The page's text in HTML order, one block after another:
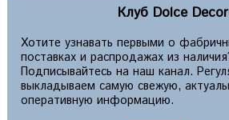
Клуб Dolce
Хотите узнавать первыми о
поставках и распродажах из
Подписывайтесь на наш канал.
выкладываем самую свежую,
оперативную информацию.